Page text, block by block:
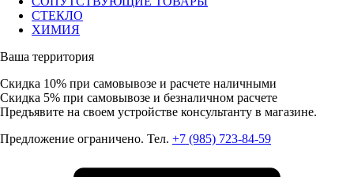
СТЕКЛО
ХИМИЯ
Ваша территория
Скидка 10% при самовывозе и расчете наличными
Скидка 5% при самовывозе и безналичном расчете
Предъявите на своем устройстве консультанту в магазине.
Предложение ограничено. Тел. +7 (985) 723-84-59